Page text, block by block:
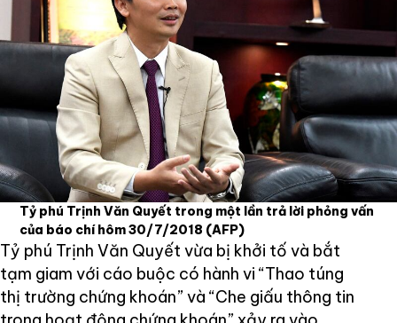
Tỷ phú Trịnh Văn Quyết trong một lần trả lời phỏng vấn
của báo chí hôm 30/7/2018 (AFP)
Tỷ phú Trịnh Văn Quyết vừa bị khởi tố và bắt
tạm giam với cáo buộc có hành vi “Thao túng
thị trường chứng khoán” và “Che giấu thông tin